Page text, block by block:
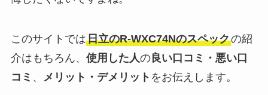
このサイトでは日立のR-WXC74Nのスペックの紹
介はもちろん、 使用した人の良い口コミ・悪い口
コミ 、 メリット・デメリット をお伝えします。